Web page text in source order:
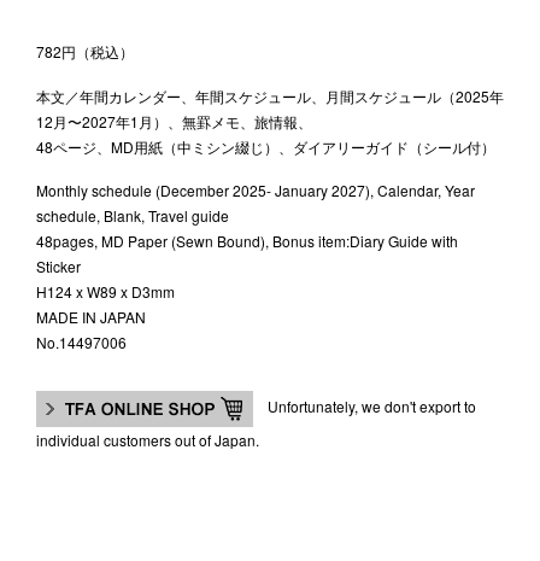
782円（税込）
本文／年間カレンダー、年間スケジュール、月間スケジュール（2025年
12月〜2027年1月）、無罫メモ、旅情報、
48ページ、MD用紙（中ミシン綴じ）、ダイアリーガイド（シール付）
Monthly schedule (December 2025- January 2027), Calendar, Year
schedule, Blank, Travel guide
48pages, MD Paper (Sewn Bound), Bonus item:Diary Guide with
Sticker
H124 x W89 x D3mm
MADE IN JAPAN
No.14497006
Unfortunately, we don't export to
individual customers out of Japan.